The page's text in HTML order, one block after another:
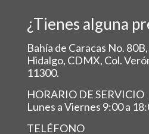
¿Tienes alguna
Bahía de Caracas No.
Hidalgo, CDMX, Col.
11300.
HORARIO DE SERVICIO
Lunes a Viernes 9:00 a
TELÉFONO